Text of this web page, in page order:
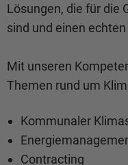
Lösungen, die für die
sind und einen
Mit unseren
Themen rund um
Kommunaler
Contracting